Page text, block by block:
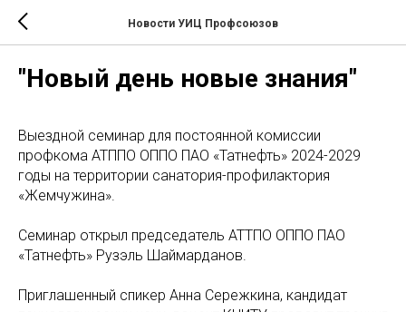
Новости УИЦ Профсоюзов
"Новый день новые знания"
Выездной семинар для постоянной комиссии
профкома АТППО ОППО ПАО «Татнефть» 2024-2029
годы на территории санатория-профилактория
«Жемчужина».
Семинар открыл председатель АТТПО ОППО ПАО
«Татнефть» Рузэль Шаймарданов.
Приглашенный спикер Анна Сережкина, кандидат